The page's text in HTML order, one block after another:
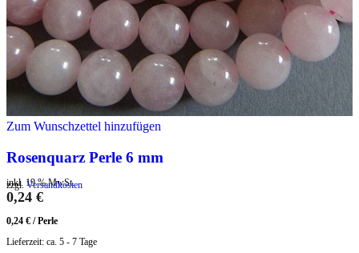
Zum Wunschzettel hinzufügen
Rosenquarz Perle 6 mm
inkl. 19 % MwSt.
zzgl. Versandkosten
0,24 €
0,24 € /Perle
Lieferzeit: ca. 5 - 7 Tage